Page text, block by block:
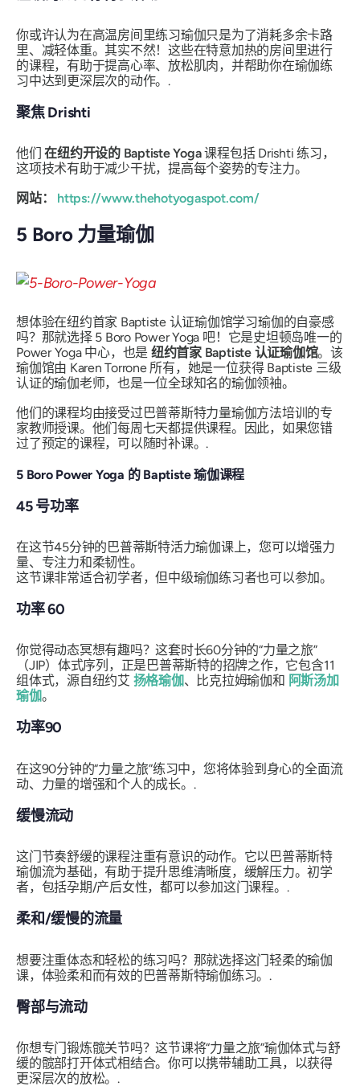
你或许认为在高温房间里练习瑜伽只是为了消耗多余卡路
里、减轻体重。其实不然！这些在特意加热的房间里进行
的课程，有助于提高心率、放松肌肉，并帮助你在瑜伽练
习中达到更深层次的动作。.
聚焦 Drishti
他们在纽约开设的 Baptiste Yoga课程包括 Drishti 练习，
这项技术有助于减少干扰，提高每个姿势的专注力。
网站：
https://www.thehotyogaspot.com/
5 Boro 力量瑜伽
想体验在纽约首家 Baptiste 认证瑜伽馆学习瑜伽的自豪感
吗？那就选择 5 Boro Power Yoga 吧！它是史坦顿岛唯一的
Power Yoga 中心，也是 纽约首家 Baptiste 认证瑜伽馆。该
瑜伽馆由 Karen Torrone 所有，她是一位获得 Baptiste 三级
认证的瑜伽老师，也是一位全球知名的瑜伽领袖。
他们的课程均由接受过巴普蒂斯特力量瑜伽方法培训的专
家教师授课。他们每周七天都提供课程。因此，如果您错
过了预定的课程，可以随时补课。.
5 Boro Power Yoga 的 Baptiste 瑜伽课程
45 号功率
在这节45分钟的巴普蒂斯特活力瑜伽课上，您可以增强力
量、专注力和柔韧性。
这节课非常适合初学者，但中级瑜伽练习者也可以参加。
功率 60
你觉得动态冥想有趣吗？这套时长60分钟的“力量之旅”
（JIP）体式序列，正是巴普蒂斯特的招牌之作，它包含11
组体式，源自纽约艾 扬格瑜伽、比克拉姆瑜伽和 阿斯汤加
瑜伽。
功率90
在这90分钟的“力量之旅”练习中，您将体验到身心的全面流
动、力量的增强和个人的成长。.
缓慢流动
这门节奏舒缓的课程注重有意识的动作。它以巴普蒂斯特
瑜伽流为基础，有助于提升思维清晰度，缓解压力。初学
者，包括孕期/产后女性，都可以参加这门课程。.
柔和/缓慢的流量
想要注重体态和轻松的练习吗？那就选择这门轻柔的瑜伽
课，体验柔和而有效的巴普蒂斯特瑜伽练习。.
臀部与流动
你想专门锻炼髋关节吗？这节课将“力量之旅”瑜伽体式与舒
缓的髋部打开体式相结合。你可以携带辅助工具，以获得
更深层次的放松。.